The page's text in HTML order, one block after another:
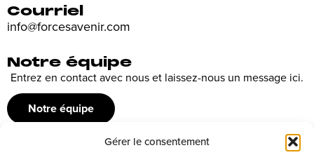
Gérer le consentement
Courriel
info@forcesavenir.com
Notre équipe
Entrez en contact avec nous et laissez-nous un message ici.
Notre équipe